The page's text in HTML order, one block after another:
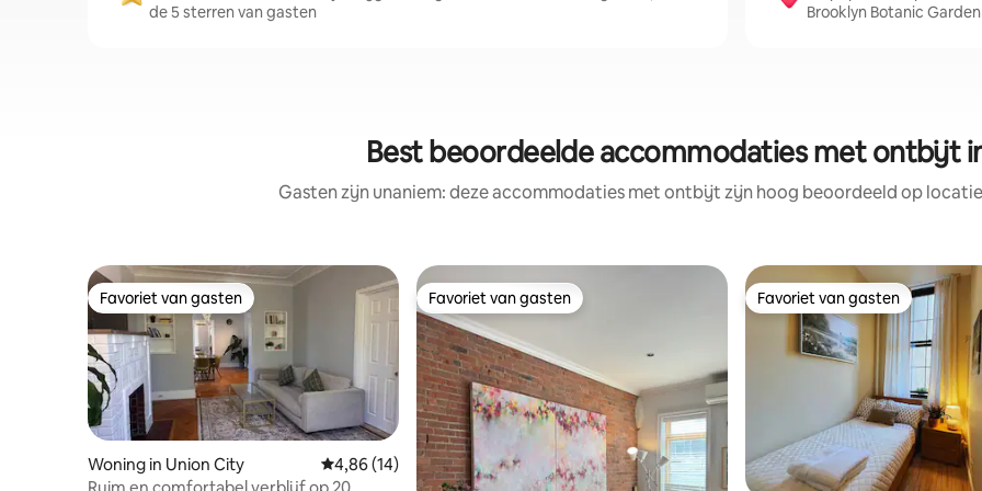
de 5 sterren van gasten
Brooklyn Botanic Garden
Best beoordeelde accommodaties met ontbijt
Gasten zijn unaniem: deze accommodaties met ontbijt zijn hoog beoordeeld op
Favoriet van gasten
Favoriet van gasten
Woning in Union City Gemiddelde beoordeling van 4,86 op 5, 14 recensies
4,86 (14)
Favoriet van gasten
Favoriet van gasten Favoriet van gasten
Favoriet van gasten